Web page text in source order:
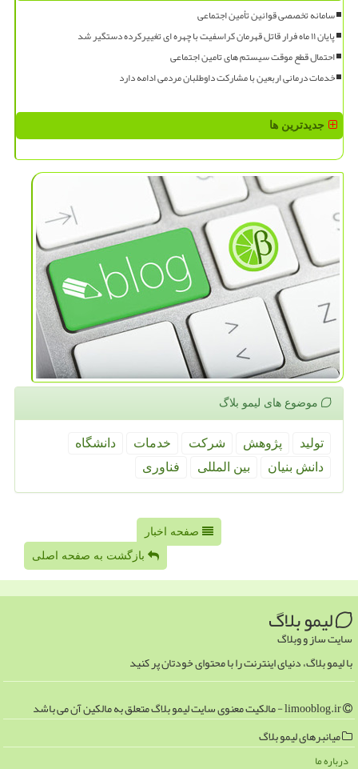
سامانه تخصصی قوانین تأمین اجتماعی
پایان ۱۱ ماه فرار قاتل قهرمان کراسفیت با چهره ای تغییرکرده دستگیر شد
احتمال قطع موقت سیستم های تامین اجتماعی
خدمات درمانی اربعین با مشارکت داوطلبان مردمی ادامه دارد
جدیدترین ها
موضوع های لیمو بلاگ
تولید پژوهش شركت خدمات
دانشگاه
دانش بنیان
بین المللی فناوری
صفحه اخبار
بازگشت به صفحه اصلی
لیمو بلاگ
سایت ساز و وبلاگ
با لیمو بلاگ، دنیای اینترنت را با محتوای خودتان پر کنید
میانبرهای لیمو بلاگ
درباره ما